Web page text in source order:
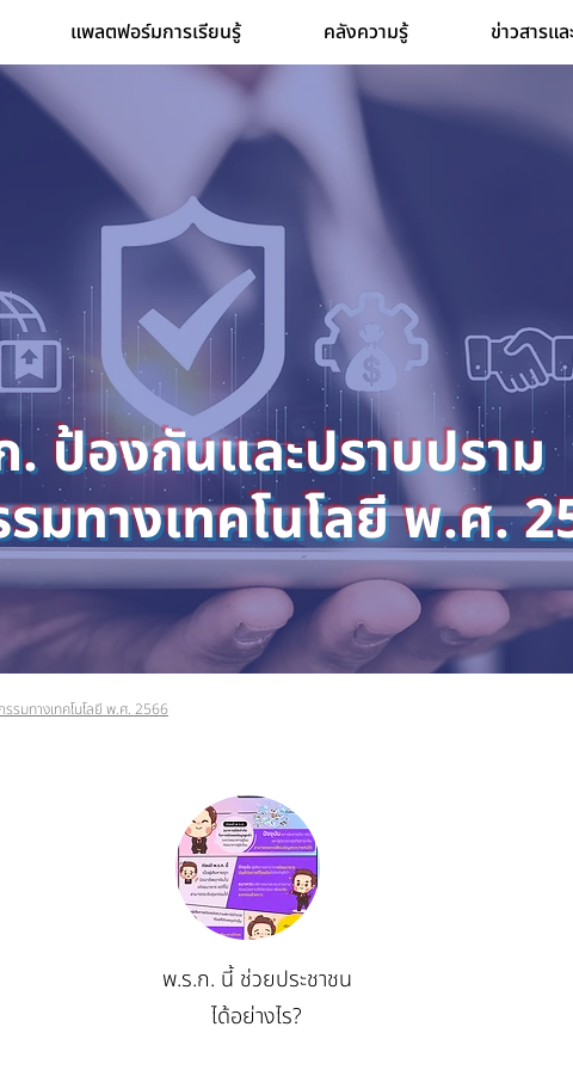
แพลตฟอร์มการเรียนรู้ คลังความรู้ ข่าวสารแ
ป้องกันและปราบปราม
มทางเทคโนโลยี พ.ศ.
รมทางเทคโนโลยี พ.ศ. 2566
พ.ร.ก. นี้ ช่วยประชาชน
ได้อย่างไร?